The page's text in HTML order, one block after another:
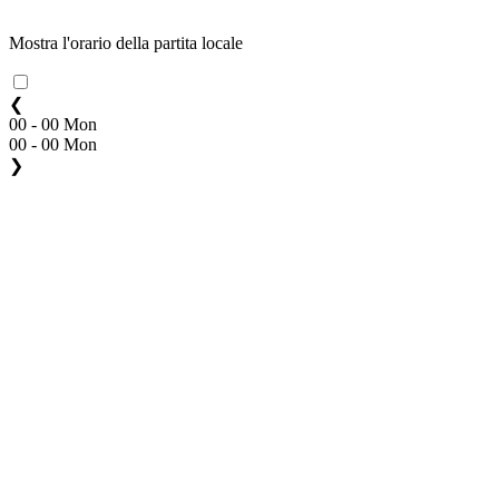
Mostra l'orario della partita locale
❮
00 - 00 Mon
00 - 00 Mon
❯